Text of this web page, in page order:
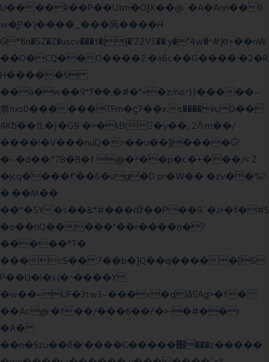
U����R��P��Utm�O]X��@`�A�Ann��0
w�͍P�'j��֛��_���䕟����H
G*6n�5Z�Z�uscv���t�|{�'Z2V5��:y�"4w�^#]σ<��nW
��O�CQ��O����2.�a6c��G����:�2�R
H�����S
��a�w��9*܂��ߌ�#�"=�z/no^}}�����~
쀢nxs0������TFm�ϛ7��x:s����ԋD��
4Kƀ��fL�}�G9 �>�kB(�ِy��, 2ᐿm��/
����!�V���nuQ�>��u��]|����Ġ!
�~�d��;"7B�B�f @�?��p�c�+���/< Z
�|cq����f'��6�ug�D pr�W�� �zv��%?
�.��M��
��*�5Y�s��&*#���ǆ��P��9`�J>�f�#S
�o��hQ�����"��r����ņ�?
�����*T�
���c5�� 7��b�]Q��q�����[5
P��U�l�x{�^����Y
�w��=UF�3tw3~���x�qIå5Ag>�f�
��Ac@:�f��/���6��?�>-�#��r
�A�
��n�Szu��ӗ�'����C�����׻���z�����